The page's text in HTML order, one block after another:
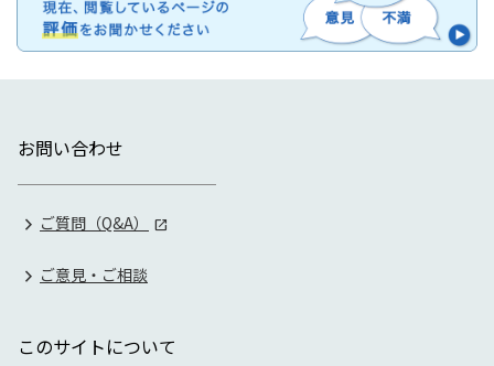
お問い合わせ
ご質問（Q&A）
ご意見・ご相談
このサイトについて